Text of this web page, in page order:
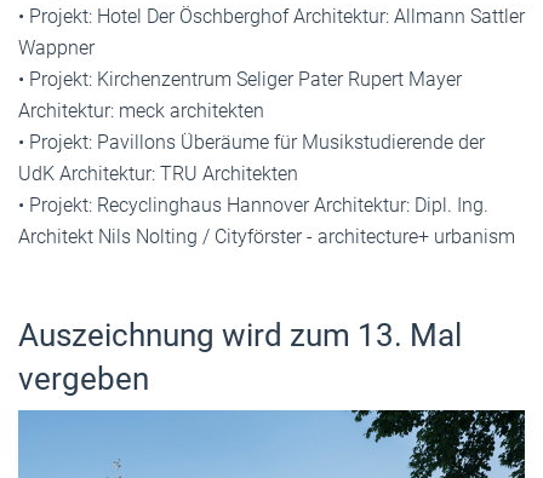
• Projekt: Hotel Der Öschberghof Architektur: Allmann Sattler
Wappner
• Projekt: Kirchenzentrum Seliger Pater Rupert Mayer
Architektur: meck architekten
• Projekt: Pavillons Überäume für Musikstudierende der
UdK Architektur: TRU Architekten
• Projekt: Recyclinghaus Hannover Architektur: Dipl. Ing.
Architekt Nils Nolting / Cityförster - architecture+ urbanism
Auszeichnung wird zum 13. Mal
vergeben